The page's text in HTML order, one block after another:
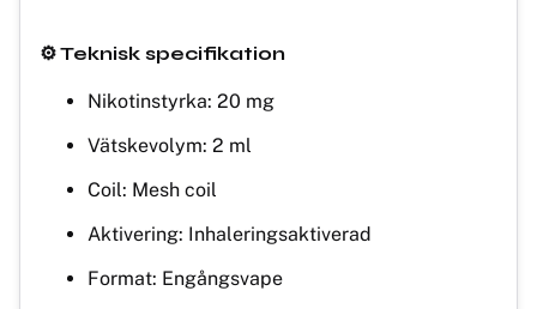
⚙️ Teknisk specifikation
Nikotinstyrka: 20 mg
Vätskevolym: 2 ml
Coil: Mesh coil
Aktivering: Inhaleringsaktiverad
Format: Engångsvape